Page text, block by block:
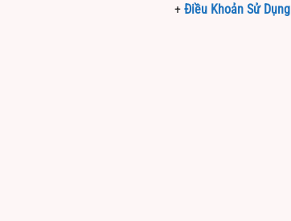
+ Điều Khoản Sử Dụng